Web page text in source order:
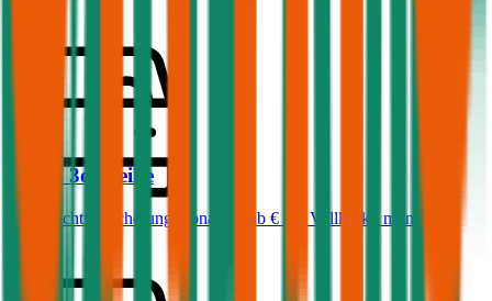
3er-Reihe
Haftpflichtversicherung monatlich ab € 68
Vollkasko monatlich